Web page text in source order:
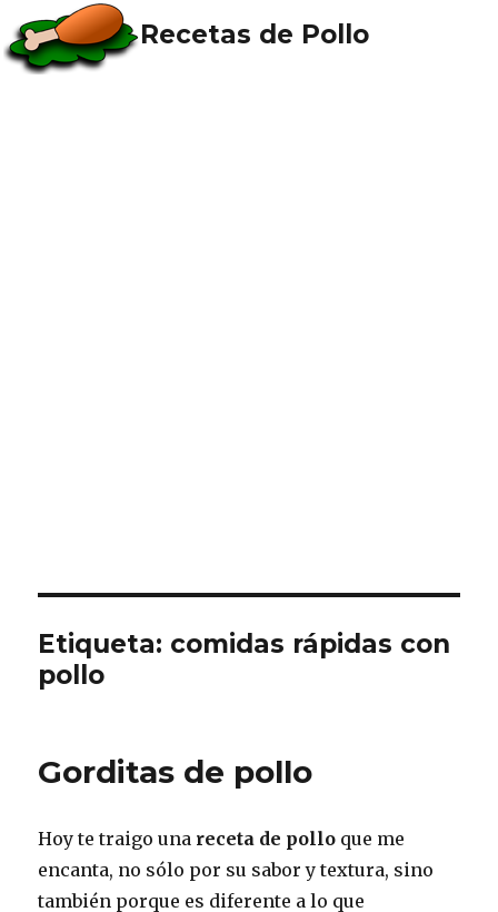
Recetas de Pollo
Etiqueta: comidas rápidas con
pollo
Gorditas de pollo
Hoy te traigo una receta de pollo que me
encanta, no sólo por su sabor y textura, sino
también porque es diferente a lo que